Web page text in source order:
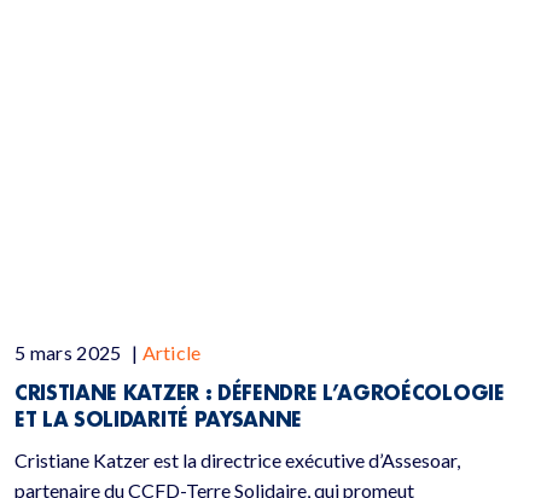
5 mars 2025 | Article
CRISTIANE KATZER : DÉFENDRE L’AGROÉCOLOGIE
ET LA SOLIDARITÉ PAYSANNE
Cristiane Katzer est la directrice exécutive d’Assesoar,
partenaire du CCFD-Terre Solidaire, qui promeut